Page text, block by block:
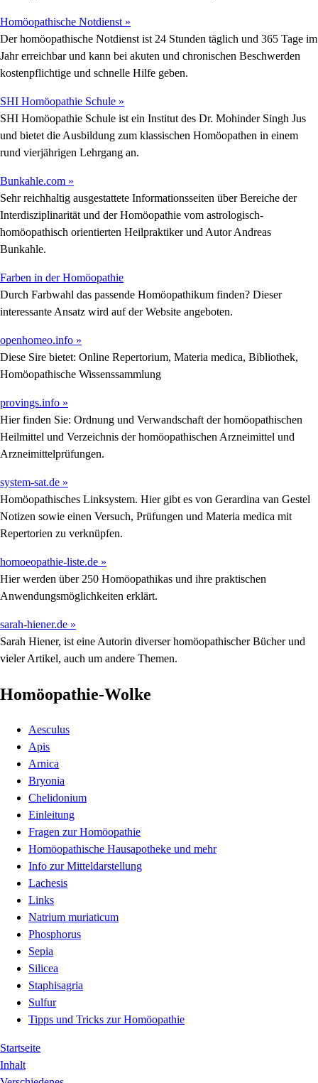
Homöopathische Notdienst »
Der homöopathische Notdienst ist 24 Stunden täglich und 365 Tage im
Jahr erreichbar und kann bei akuten und chronischen Beschwerden
kostenpflichtige und schnelle Hilfe geben.
SHI Homöopathie Schule »
SHI Homöopathie Schule ist ein Institut des Dr. Mohinder Singh Jus
und bietet die Ausbildung zum klassischen Homöopathen in einem
rund vierjährigen Lehrgang an.
Bunkahle.com »
Sehr reichhaltig ausgestattete Informationsseiten über Bereiche der
Interdisziplinarität und der Homöopathie vom astrologisch-
homöopathisch orientierten Heilpraktiker und Autor Andreas
Bunkahle.
Farben in der Homöopathie
Durch Farbwahl das passende Homöopathikum finden? Dieser
interessante Ansatz wird auf der Website angeboten.
openhomeo.info »
Diese Sire bietet: Online Repertorium, Materia medica, Bibliothek,
Homöopathische Wissenssammlung
provings.info »
Hier finden Sie: Ordnung und Verwandschaft der homöopathischen
Heilmittel und Verzeichnis der homöopathischen Arzneimittel und
Arzneimittelprüfungen.
system-sat.de »
Homöopathisches Linksystem. Hier gibt es von Gerardina van Gestel
Notizen sowie einen Versuch, Prüfungen und Materia medica mit
Repertorien zu verknüpfen.
homoeopathie-liste.de »
Hier werden über 250 Homöopathikas und ihre praktischen
Anwendungsmöglichkeiten erklärt.
sarah-hiener.de »
Sarah Hiener, ist eine Autorin diverser homöopathischer Bücher und
vieler Artikel, auch um andere Themen.
Homöopathie-Wolke
Aesculus
Apis
Arnica
Bryonia
Chelidonium
Einleitung
Fragen zur Homöopathie
Homöopathische Hausapotheke und mehr
Info zur Mitteldarstellung
Lachesis
Links
Natrium muriaticum
Phosphorus
Sepia
Silicea
Staphisagria
Sulfur
Tipps und Tricks zur Homöopathie
Startseite
Inhalt